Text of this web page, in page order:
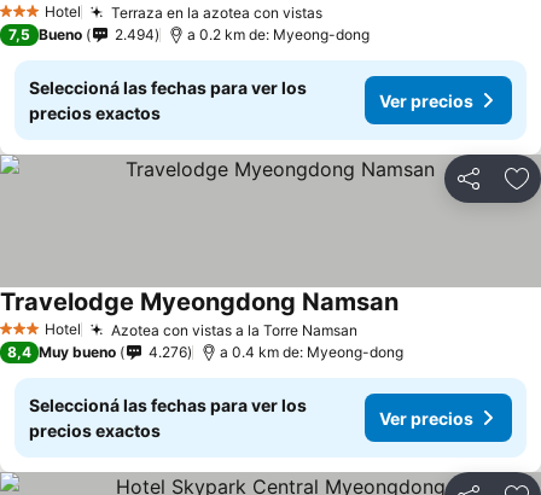
3 Estrellas
Hotel Terraza en la azotea con vistas
7,5 Bueno 2.494 a 0.2 km de: Myeong-dong
Seleccioná las fechas para ver los
precios exactos
Ver precios
Compartir
3 Estrellas
Hotel Azotea con vistas a la Torre Namsan
Travelodge Myeongdong Namsan
8,4 Muy bueno 4.276 a 0.4 km de: Myeong-dong
Seleccioná las fechas para ver los
precios exactos
Ver precios